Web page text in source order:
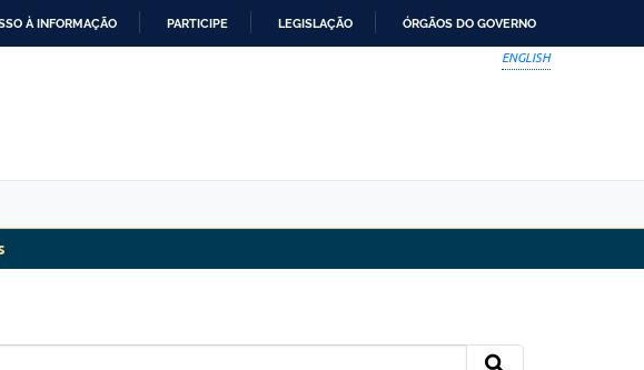
À INFORMAÇÃO PARTICIPE LEGISLAÇÃO ÓRGÃOS DO GOVERNO
ENGLISH